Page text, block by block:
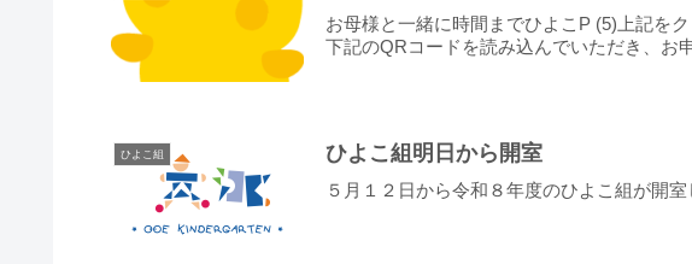
お母様と一緒に時間までひよこP (5)上記を
下記のQRコードを読み込んでいただき、
ひよこ組 ひよこ組明日から開室
５月１２日から令和８年度のひよこ組が開